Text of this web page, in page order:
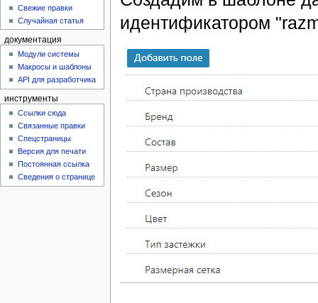
идентификатором
Свежие правки
Случайная статья
документация
Модули системы
Макросы и шаблоны
API для разработчика
инструменты
Ссылки сюда
Связанные правки
Спецстраницы
Версия для печати
Постоянная ссылка
Сведения о странице